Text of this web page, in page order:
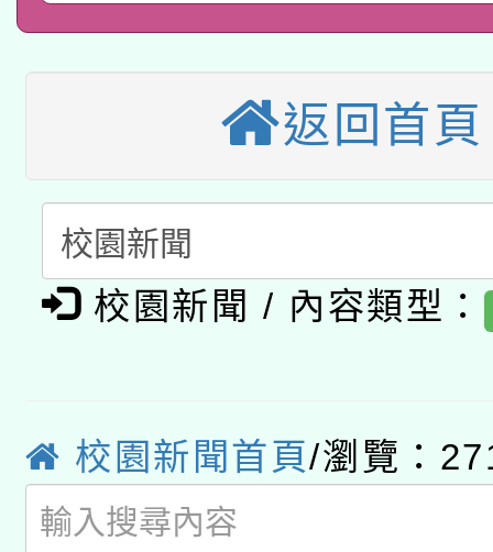
接種對象擴大為「滿6
接種之民眾」措施，
月28日止
業技術研究院辦理「
用水績優單位及節水達
115年8月22日(星期六
桃園市孔廟祈福系列
開 智慧啟航」
2026年桃園地景藝術
「2026桃園藝術巡演
關事宜
轉知教育部國民及學前
國立臺灣師範大學辦理
年度健康促進學校輔導
函轉國家教育研究院中
原住民族教育政策研討
轉知教育部國民及學前
方素養工作坊新北場」
「族語學習班」招生簡
文教學共融平台-教案
件」活動簡章
教育部國民及學前教育
年度COVID-19疫苗接
返回首頁
校園新聞 / 內容類型：
校園新聞首頁/瀏覽：